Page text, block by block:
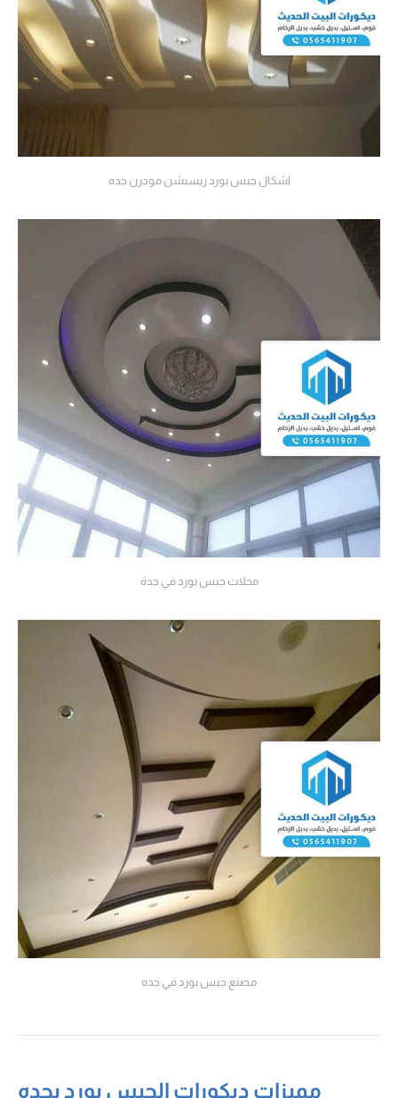
اشكال جبس بورد ريسبشن مودرن جده
محلات جبس بورد في جدة
مصنع جبس بورد في جده
مميزات ديكورات الجبس بورد بجده